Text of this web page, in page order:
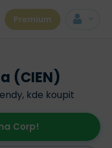
Premium
(CIEN)
kde koupit
Corp!